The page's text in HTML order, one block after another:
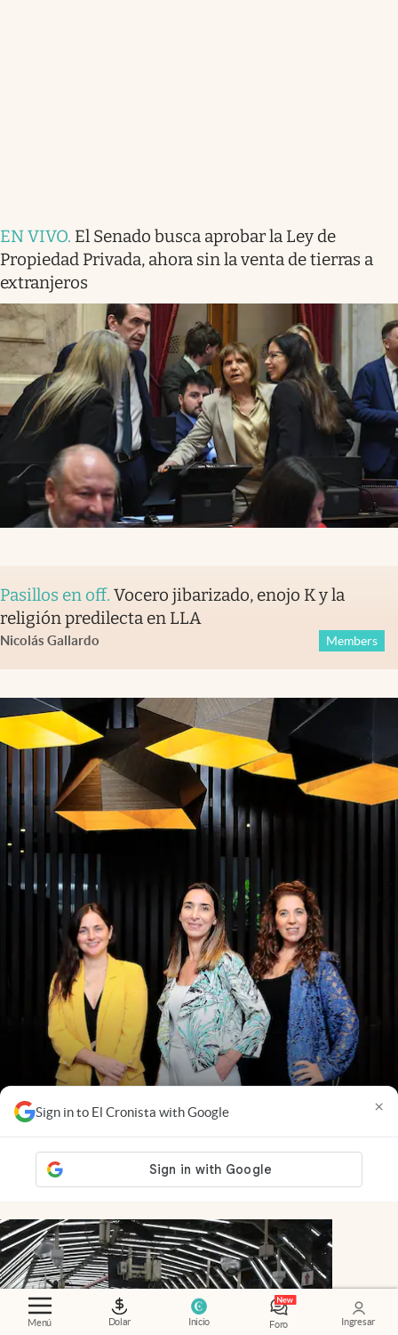
Menú Dolar Inicio Foro Ingresar
Sign in to El Cronista with Google ×
EN VIVO. El Senado busca aprobar la Ley de
Propiedad Privada, ahora sin la venta de tierras a
extranjeros
Pasillos en off. Vocero jibarizado, enojo K y la
religión predilecta en LLA
Nicolás Gallardo Members
conectar: cómo es Nébula, la comunidad que
apuesta por el nuevo liderazgo femenino